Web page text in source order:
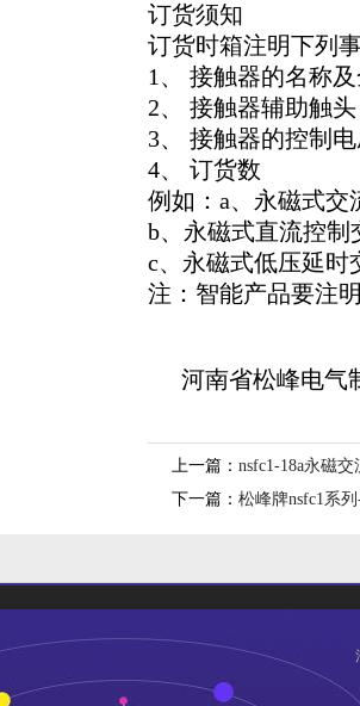
订货须知
订货时箱注明下列
1、 接触器的名称
2、 接触器辅助触
3、 接触器的控制
4、 订货数
例如：a、永磁式交
b、永磁式直流控制
c、永磁式低压延时
注：智能产品要注
河南省松峰电气
上一篇： nsfc1-18a永磁
下一篇： 松峰牌nsfc1系